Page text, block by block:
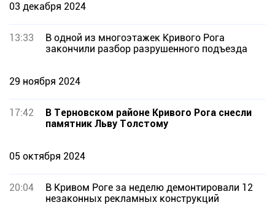
03 декабря 2024
13:33
В одной из многоэтажек Кривого Рога
закончили разбор разрушенного подъезда
29 ноября 2024
17:42
В Терновском районе Кривого Рога снесли
памятник Льву Толстому
05 октября 2024
20:04
В Кривом Роге за неделю демонтировали 12
незаконных рекламных конструкций